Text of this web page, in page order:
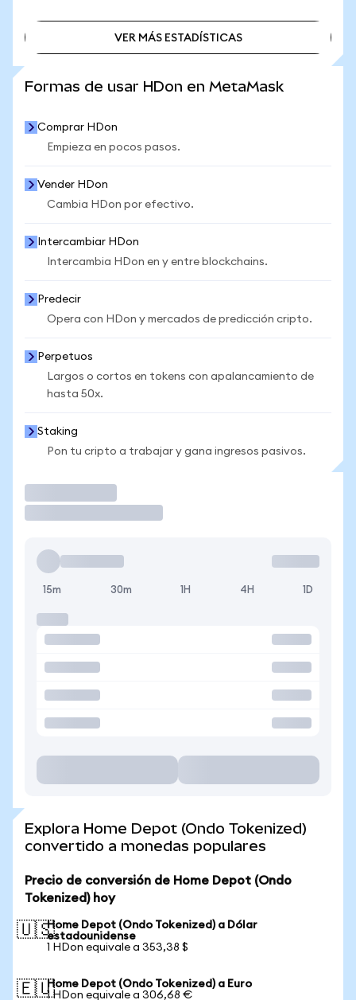
VER MÁS ESTADÍSTICAS
Formas de usar HDon en MetaMask
Comprar HDon
Empieza en pocos pasos.
Vender HDon
Cambia HDon por efectivo.
Intercambiar HDon
Intercambia HDon en y entre blockchains.
Predecir
Opera con HDon y mercados de predicción cripto.
Perpetuos
Largos o cortos en tokens con apalancamiento de
hasta 50x.
Staking
Pon tu cripto a trabajar y gana ingresos pasivos.
15m 30m 1H 4H 1D
Explora Home Depot (Ondo Tokenized)
convertido a monedas populares
Precio de conversión de Home Depot (Ondo
Tokenized) hoy
🇺🇸Home Depot (Ondo Tokenized) a Dólar
estadounidense
1 HDon equivale a 353,38 $
🇪🇺Home Depot (Ondo Tokenized) a Euro
1 HDon equivale a 306,68 €